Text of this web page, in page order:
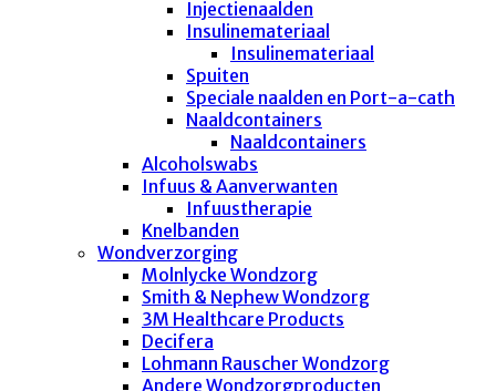
Injectienaalden
Insulinemateriaal
Insulinemateriaal
Spuiten
Speciale naalden en Port-a-cath
Naaldcontainers
Naaldcontainers
Alcoholswabs
Infuus & Aanverwanten
Infuustherapie
Knelbanden
Wondverzorging
Molnlycke Wondzorg
Smith & Nephew Wondzorg
3M Healthcare Products
Decifera
Lohmann Rauscher Wondzorg
Andere Wondzorgproducten